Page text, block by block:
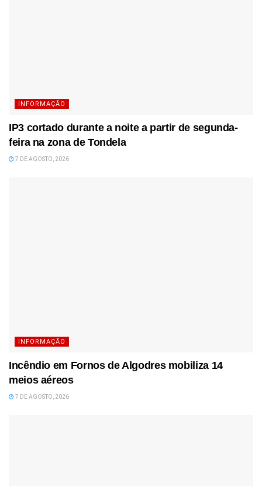
INFORMAÇÃO
IP3 cortado durante a noite a partir de segunda-
feira na zona de Tondela
7 DE AGOSTO, 2026
INFORMAÇÃO
Incêndio em Fornos de Algodres mobiliza 14
meios aéreos
7 DE AGOSTO, 2026